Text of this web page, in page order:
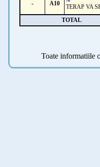
- A10
TERAP VA
TOTAL
Toate informatiile